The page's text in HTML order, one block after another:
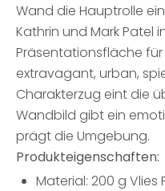
Wand die Hauptrolle
Kathrin und Mark Patel
Präsentationsfläche
extravagant, urban,
Charakterzug eint die
Wandbild gibt ein
prägt die Umgebung.
Produkteigenschaften:
Material: 200 g Vlies